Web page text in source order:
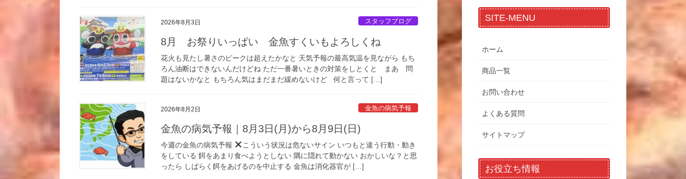
2026年8月3日 スタッフブログ
8月 お祭りいっぱい 金魚すくいもよろしくね
花火も見たし暑さのピークは超えたかなと 天気予報の最高気温を見ながら もち
ろん油断はできないんだけどね ただ一番暑いときの対策をしとくと まあ 問
題はないかなと もちろん気はまだまだ緩めないけど 何と言って […]
2026年8月2日 金魚の病気予報
金魚の病気予報｜8月3日(月)から8月9日(日)
今週の金魚の病気予報
こういう状況は危ないサイン いつもと違う行動・動き
をしている 餌をあまり食べようとしない 隅に隠れて動かない おかしいな？と思
ったら しばらく餌をあげるのを中止する 金魚は消化器官が […]
SITE-MENU
ホーム
商品一覧
お問い合わせ
よくある質問
サイトマップ
お役立ち情報